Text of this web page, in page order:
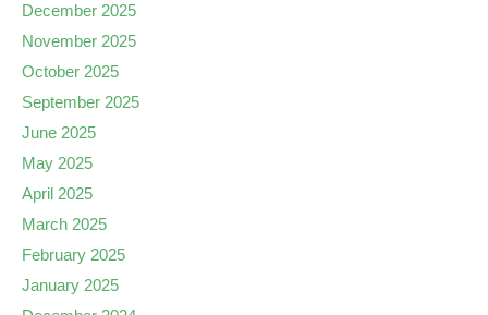
December 2025
November 2025
October 2025
September 2025
June 2025
May 2025
April 2025
March 2025
February 2025
January 2025